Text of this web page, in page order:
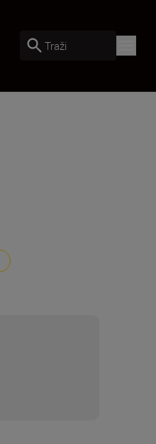
Traži